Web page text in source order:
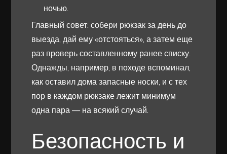
ночью.
Главный совет: собери рюкзак за день до
выезда, дай ему «отстояться», а затем еще
раз проверь составленному ранее списку.
Однажды, например, в походе вспоминал,
как оставил дома запасные носки, и с тех
пор в каждом рюкзаке лежит минимум
одна пара — на всякий случай.
Безопасность и